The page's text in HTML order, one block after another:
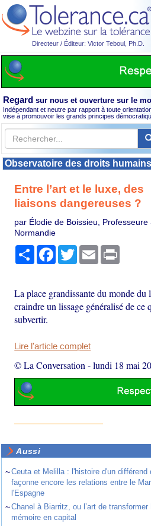
Directeur / Éditeur: Victor Teboul, Ph.D.
Regard sur nous et ouverture sur le
Indépendant et neutre par rapport à toute
vise à promouvoir les grands principes
Observatoire des droits humains
Entre l’art et le luxe, des
liaisons dangereuses ?
par Élodie de Boissieu,
Normandie
PartagerFacebook
TwitterEmail
La place grandissante du monde du
craindre un lissage généralisé de ce
subvertir.
Lire l'article complet
© La Conversation -lundi 18 mai
Aussi
~Ceuta et Melilla : l'histoire d'un différend
façonne encore les relations entre le
l'Espagne
~Chanel à Biarritz, ou l’art de transformer
mémoire en capital